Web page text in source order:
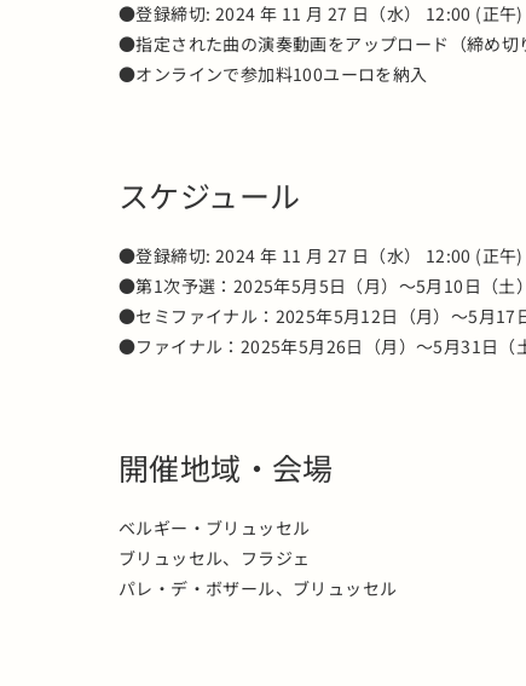
●登録締切: 2024 年 11 月 27 日（水） 12:00 (正午)
●指定された曲の演奏動画をアップロード（締め切
●オンラインで参加料100ユーロを納入
スケジュール
●登録締切: 2024 年 11 月 27 日（水） 12:00 (正午)
●第1次予選：2025年5月5日（月）～5月10日（土）
●セミファイナル：2025年5月12日（月）～5月17
●ファイナル：2025年5月26日（月）～5月31日（
開催地域・会場
ベルギー・ブリュッセル
ブリュッセル、フラジェ
パレ・デ・ボザール、ブリュッセル